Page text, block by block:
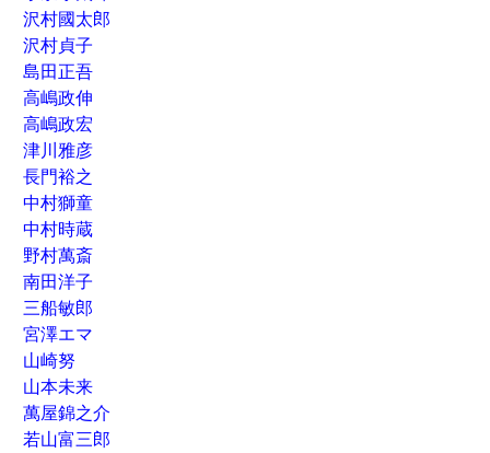
沢村國太郎
沢村貞子
島田正吾
高嶋政伸
高嶋政宏
津川雅彦
長門裕之
中村獅童
中村時蔵
野村萬斎
南田洋子
三船敏郎
宮澤エマ
山崎努
山本未来
萬屋錦之介
若山富三郎